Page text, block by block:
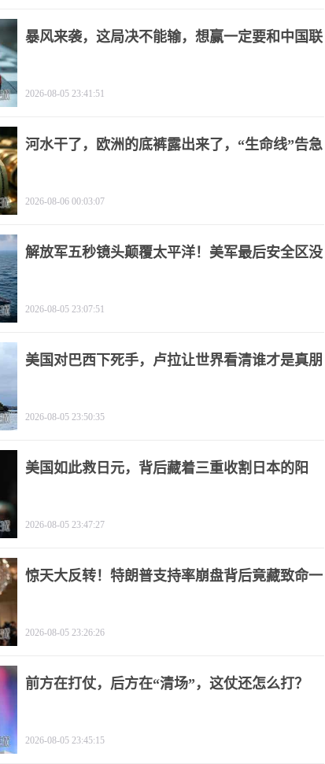
暴风来袭，这局决不能输，想赢一定要和中国联
2026-08-05 23:41:51
河水干了，欧洲的底裤露出来了，“生命线”告急
2026-08-06 00:03:07
解放军五秒镜头颠覆太平洋！美军最后安全区没
2026-08-05 23:07:51
美国对巴西下死手，卢拉让世界看清谁才是真朋
2026-08-05 23:50:35
美国如此救日元，背后藏着三重收割日本的阳
2026-08-05 23:47:27
惊天大反转！特朗普支持率崩盘背后竟藏致命一
2026-08-05 23:26:26
前方在打仗，后方在“清场”，这仗还怎么打？
2026-08-05 23:45:15